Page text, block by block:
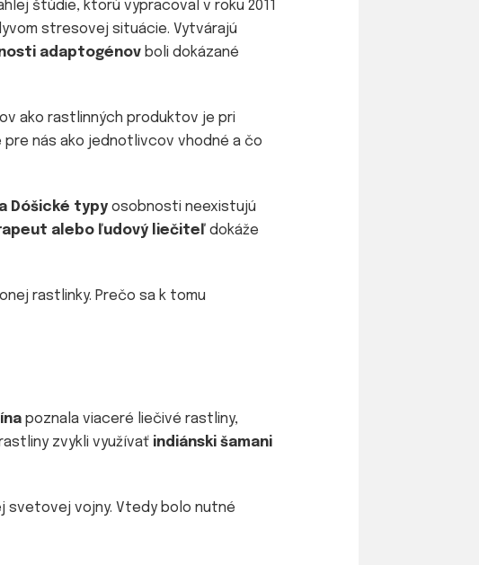
štúdie, ktorú vypracoval v roku 2011
stresovej situácie. Vytvárajú
adaptogénov boli dokázané
ako rastlinných produktov je pri
nás ako jednotlivcov vhodné a čo
Dóšické typy osobnosti neexistujú
alebo ľudový liečiteľ dokáže
rastlinky. Prečo sa k tomu
poznala viaceré liečivé rastliny,
zvykli využívať indiánski šamani
svetovej vojny. Vtedy bolo nutné